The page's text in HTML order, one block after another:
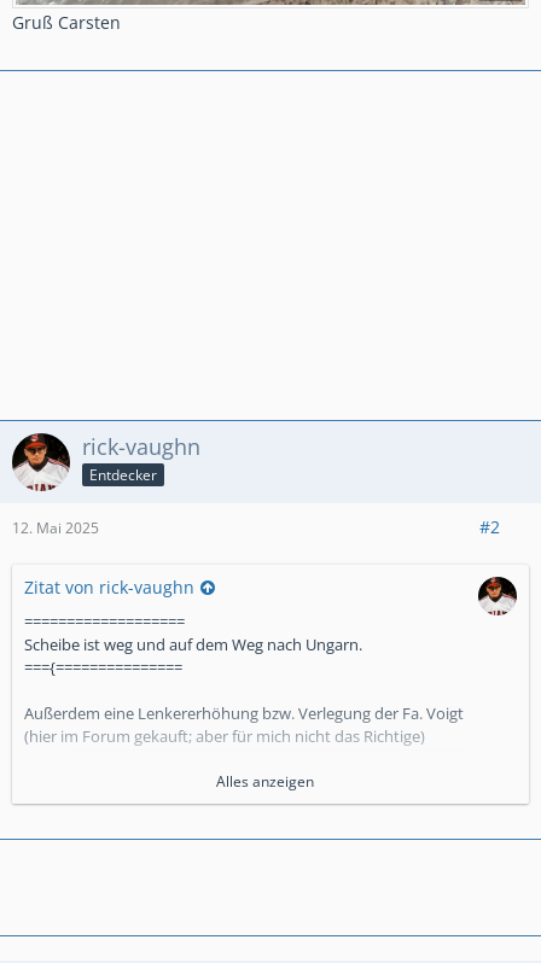
Gruß Carsten
rick-vaughn
Entdecker
12. Mai 2025 #2
Zitat von rick-vaughn
===================
Scheibe ist weg und auf dem Weg nach Ungarn.
==={===============
Außerdem eine Lenkererhöhung bzw. Verlegung der Fa. Voigt
(hier im Forum gekauft; aber für mich nicht das Richtige)
https://www.kleinanzeigen.de/s…
Alles anzeigen